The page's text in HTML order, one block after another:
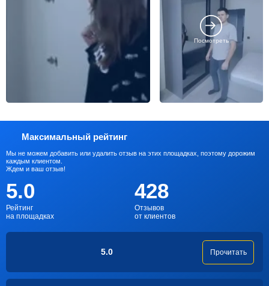
Посмотреть
Максимальный рейтинг
Мы не можем добавить или удалить отзыв на этих площадках, поэтому дорожим
каждым клиентом.
Ждем и ваш отзыв!
5.0
Рейтинг
на площадках
428
Отзывов
от клиентов
5.0 Прочитать